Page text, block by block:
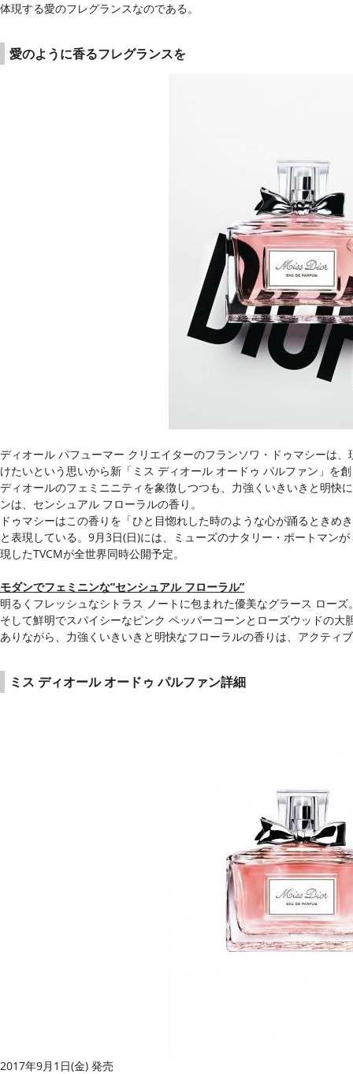
体現する愛のフレグランスなのである。
愛のように香るフレグランスを
ディオール パフューマー クリエイターのフランソワ・ドゥマシーは
けたいという思いから新「ミス ディオール オードゥ パルファン」を
ディオールのフェミニニティを象徴しつつも、力強くいきいきと明快
ンは、センシュアル フローラルの香り。
ドゥマシーはこの香りを「ひと目惚れした時のような心が踊るときめ
と表現している。9月3日(日)には、ミューズのナタリー・ポートマン
現したTVCMが全世界同時公開予定。
モダンでフェミニンな”センシュアル フローラル”
明るくフレッシュなシトラス ノートに包まれた優美なグラース ローズ
そして鮮明でスパイシーなピンク ペッパーコーンとローズウッドの
ありながら、力強くいきいきと明快なフローラルの香りは、アクティ
ミス ディオール オードゥ パルファン詳細
2017年9月1日(金) 発売